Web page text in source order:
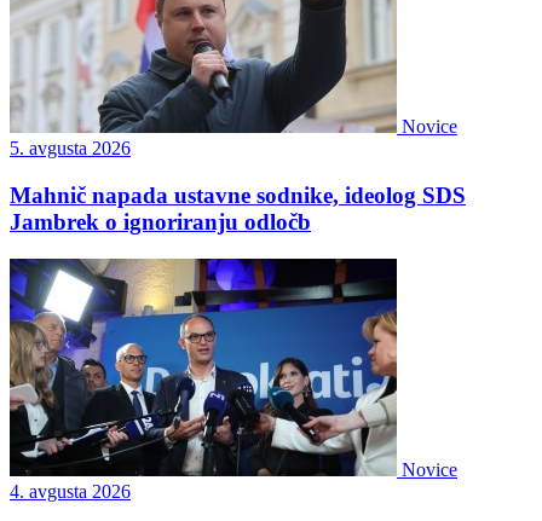
Novice
5. avgusta 2026
Mahnič napada ustavne sodnike, ideolog SDS
Jambrek o ignoriranju odločb
Novice
4. avgusta 2026